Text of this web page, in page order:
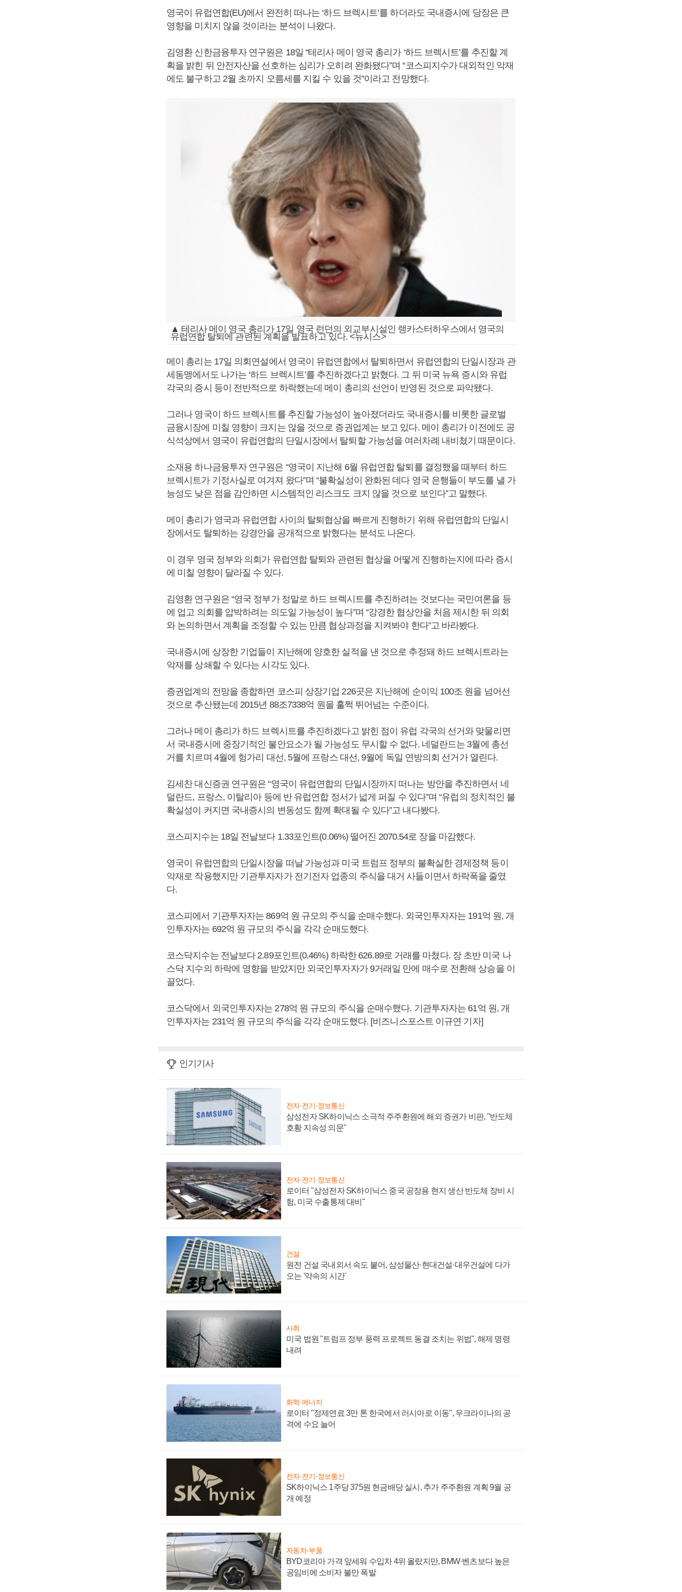
영국이 유럽연합(EU)에서 완전히 떠나는 ‘하드 브렉시트’를 하더라도 국내증시에 당장은 큰
영향을 미치지 않을 것이라는 분석이 나왔다.
김영환 신한금융투자 연구원은 18일 “테리사 메이 영국 총리가 ‘하드 브렉시트’를 추진할 계
획을 밝힌 뒤 안전자산을 선호하는 심리가 오히려 완화됐다”며 “코스피지수가 대외적인 악재
에도 불구하고 2월 초까지 오름세를 지킬 수 있을 것”이라고 전망했다.
▲ 테리사 메이 영국 총리가 17일 영국 런던의 외교부시설인 랭카스터하우스에서 영국의
유럽연합 탈퇴에 관련된 계획을 발표하고 있다. <뉴시스>
메이 총리는 17일 의회연설에서 영국이 유럽연합에서 탈퇴하면서 유럽연합의 단일시장과 관
세동맹에서도 나가는 ‘하드 브렉시트’를 추진하겠다고 밝혔다. 그 뒤 미국 뉴욕 증시와 유럽
각국의 증시 등이 전반적으로 하락했는데 메이 총리의 선언이 반영된 것으로 파악됐다.
그러나 영국이 하드 브렉시트를 추진할 가능성이 높아졌더라도 국내증시를 비롯한 글로벌
금융시장에 미칠 영향이 크지는 않을 것으로 증권업계는 보고 있다. 메이 총리가 이전에도 공
식석상에서 영국이 유럽연합의 단일시장에서 탈퇴할 가능성을 여러차례 내비쳤기 때문이다.
소재용 하나금융투자 연구원은 “영국이 지난해 6월 유럽연합 탈퇴를 결정했을 때부터 하드
브렉시트가 기정사실로 여겨져 왔다”며 “불확실성이 완화된 데다 영국 은행들이 부도를 낼 가
능성도 낮은 점을 감안하면 시스템적인 리스크도 크지 않을 것으로 보인다”고 말했다.
메이 총리가 영국과 유럽연합 사이의 탈퇴협상을 빠르게 진행하기 위해 유럽연합의 단일시
장에서도 탈퇴하는 강경안을 공개적으로 밝혔다는 분석도 나온다.
이 경우 영국 정부와 의회가 유럽연합 탈퇴와 관련된 협상을 어떻게 진행하는지에 따라 증시
에 미칠 영향이 달라질 수 있다.
김영환 연구원은 “영국 정부가 정말로 하드 브렉시트를 추진하려는 것보다는 국민여론을 등
에 업고 의회를 압박하려는 의도일 가능성이 높다”며 “강경한 협상안을 처음 제시한 뒤 의회
와 논의하면서 계획을 조정할 수 있는 만큼 협상과정을 지켜봐야 한다”고 바라봤다.
국내증시에 상장한 기업들이 지난해에 양호한 실적을 낸 것으로 추정돼 하드 브렉시트라는
악재를 상쇄할 수 있다는 시각도 있다.
증권업계의 전망을 종합하면 코스피 상장기업 226곳은 지난해에 순이익 100조 원을 넘어선
것으로 추산됐는데 2015년 88조7338억 원을 훌쩍 뛰어넘는 수준이다.
그러나 메이 총리가 하드 브렉시트를 추진하겠다고 밝힌 점이 유럽 각국의 선거와 맞물리면
서 국내증시에 중장기적인 불안요소가 될 가능성도 무시할 수 없다. 네덜란드는 3월에 총선
거를 치르며 4월에 헝가리 대선, 5월에 프랑스 대선, 9월에 독일 연방의회 선거가 열린다.
김세찬 대신증권 연구원은 “영국이 유럽연합의 단일시장까지 떠나는 방안을 추진하면서 네
덜란드, 프랑스, 이탈리아 등에 반 유럽연합 정서가 넓게 퍼질 수 있다”며 “유럽의 정치적인 불
확실성이 커지면 국내증시의 변동성도 함께 확대될 수 있다”고 내다봤다.
코스피지수는 18일 전날보다 1.33포인트(0.06%) 떨어진 2070.54로 장을 마감했다.
영국이 유럽연합의 단일시장을 떠날 가능성과 미국 트럼프 정부의 불확실한 경제정책 등이
악재로 작용했지만 기관투자자가 전기전자 업종의 주식을 대거 사들이면서 하락폭을 줄였
다.
코스피에서 기관투자자는 869억 원 규모의 주식을 순매수했다. 외국인투자자는 191억 원, 개
인투자자는 692억 원 규모의 주식을 각각 순매도했다.
코스닥지수는 전날보다 2.89포인트(0.46%) 하락한 626.89로 거래를 마쳤다. 장 초반 미국 나
스닥 지수의 하락에 영향을 받았지만 외국인투자자가 9거래일 만에 매수로 전환해 상승을 이
끌었다.
코스닥에서 외국인투자자는 278억 원 규모의 주식을 순매수했다. 기관투자자는 61억 원, 개
인투자자는 231억 원 규모의 주식을 각각 순매도했다. [비즈니스포스트 이규연 기자]
인기기사
전자·전기·정보통신
삼성전자 SK하이닉스 소극적 주주환원에 해외 증권가 비판, "반도체
호황 지속성 의문"
전자·전기·정보통신
로이터 "삼성전자 SK하이닉스 중국 공장용 현지 생산 반도체 장비 시
험, 미국 수출통제 대비"
건설
원전 건설 국내외서 속도 붙어, 삼성물산·현대건설·대우건설에 다가
오는 '약속의 시간'
사회
미국 법원 "트럼프 정부 풍력 프로젝트 동결 조치는 위법", 해제 명령
내려
화학·에너지
로이터 "정제연료 3만 톤 한국에서 러시아로 이동", 우크라이나의 공
격에 수요 늘어
전자·전기·정보통신
SK하이닉스 1주당 375원 현금배당 실시, 추가 주주환원 계획 9월 공
개 예정
자동차·부품
BYD코리아 가격 앞세워 수입차 4위 올랐지만, BMW·벤츠보다 높은
공임비에 소비자 불만 폭발